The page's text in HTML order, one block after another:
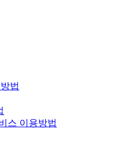
법
스 이용방법